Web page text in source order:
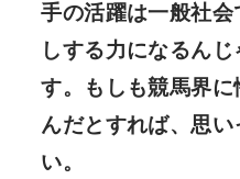
手の活躍は一般社
しする力になるん
す。もしも競馬界
んだとすれば、思
い。